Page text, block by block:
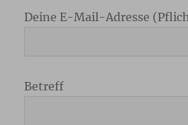
Deine E-Mail-Adresse
Betreff